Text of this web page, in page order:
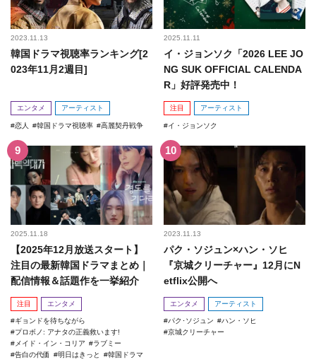
2023.11.13
韓国ドラマ視聴率ランキング[2
023年11月2週目]
エンタメ アーティスト
恋人 韓国ドラマ視聴率 高麗契丹戦争
2025.11.11
イ・ジョンソク「2026 LEE JO
NG SUK OFFICIAL CALENDA
R」好評発売中！
注目 アーティスト
イ・ジョンソク
2025.11.18
【2025年12月放送スタート】
注目の最新韓国ドラマまとめ｜
配信情報＆話題作を一挙紹介
注目 エンタメ
ギョンドを待ちながら
プロボノ: アナタの正義救います!
メイド・イン・コリア
ラブミー
告白の代価
明日はきっと 韓国ドラマ
2023.11.13
パク・ソジュン×ハン・ソヒ
『京城クリーチャー』12月にN
etflix公開へ
エンタメ アーティスト
パク･ソジュン
ハン・ソヒ
京城クリーチャー